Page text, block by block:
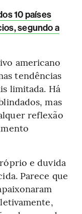
10 países
segundo a
americano
tendências
limitada. Há
mas
reflexão
e duvida
Parece que